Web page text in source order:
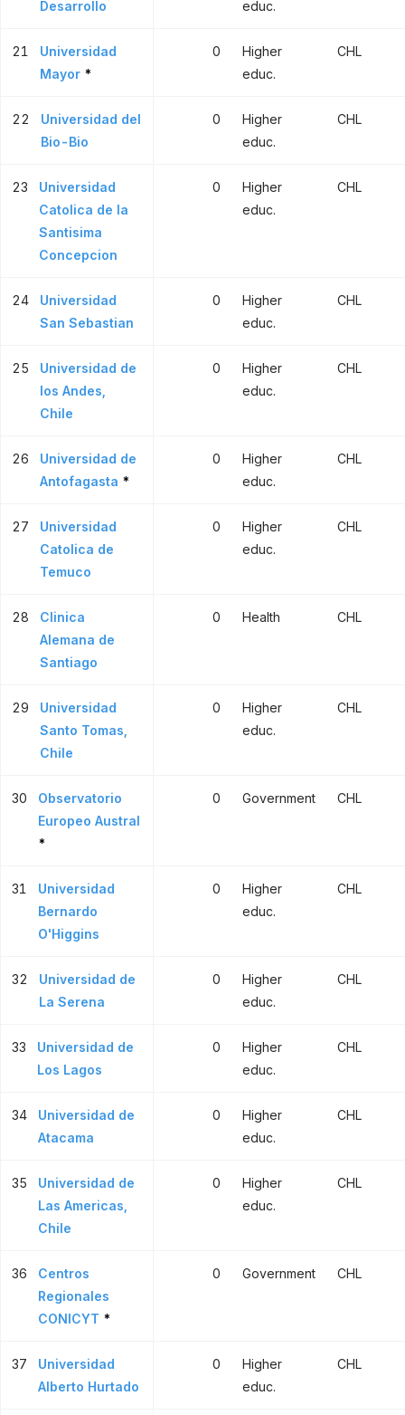
Desarrollo educ.
21
Universidad
Mayor *
0
Higher
educ.
CHL
22
Universidad del
Bio-Bio
0
Higher
educ.
CHL
23
Universidad
Catolica de la
Santisima
Concepcion
0
Higher
educ.
CHL
24
Universidad
San Sebastian
0
Higher
educ.
CHL
25
Universidad de
los Andes,
Chile
0
Higher
educ.
CHL
26
Universidad de
Antofagasta *
0
Higher
educ.
CHL
27
Universidad
Catolica de
Temuco
0
Higher
educ.
CHL
28
Clinica
Alemana de
Santiago
0 Health CHL
29
Universidad
Santo Tomas,
Chile
0
Higher
educ.
CHL
30
Observatorio
Europeo Austral
*
0 Government CHL
31
Universidad
Bernardo
O'Higgins
0
Higher
educ.
CHL
32
Universidad de
La Serena
0
Higher
educ.
CHL
33
Universidad de
Los Lagos
0
Higher
educ.
CHL
34
Universidad de
Atacama
0
Higher
educ.
CHL
35
Universidad de
Las Americas,
Chile
0
Higher
educ.
CHL
36
Centros
Regionales
CONICYT *
0 Government CHL
37
Universidad
Alberto Hurtado
0
Higher
educ.
CHL